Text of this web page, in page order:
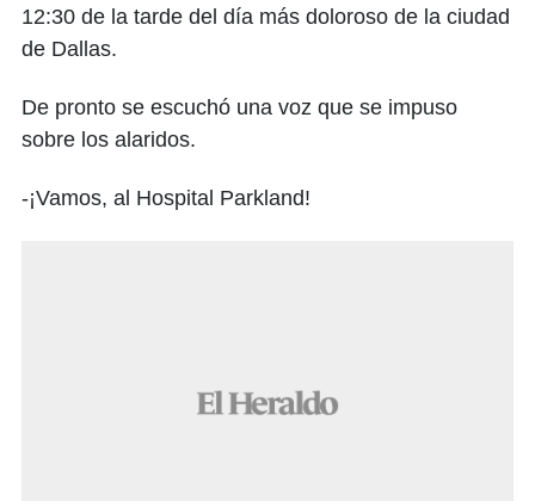
12:30 de la tarde del día más doloroso de la ciudad
de Dallas.
De pronto se escuchó una voz que se impuso
sobre los alaridos.
-¡Vamos, al Hospital Parkland!